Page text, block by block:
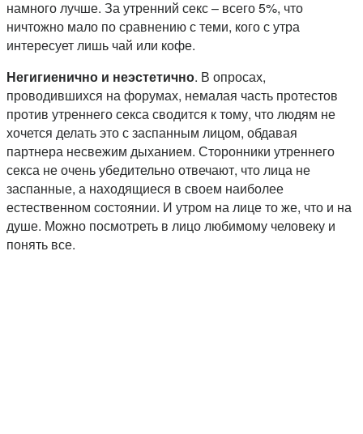
намного лучше. За утренний секс – всего 5%, что
ничтожно мало по сравнению с теми, кого с утра
интересует лишь чай или кофе.
Негигиенично и неэстетично. В опросах,
проводившихся на форумах, немалая часть протестов
против утреннего секса сводится к тому, что людям не
хочется делать это с заспанным лицом, обдавая
партнера несвежим дыханием. Сторонники утреннего
секса не очень убедительно отвечают, что лица не
заспанные, а находящиеся в своем наиболее
естественном состоянии. И утром на лице то же, что и на
душе. Можно посмотреть в лицо любимому человеку и
понять все.